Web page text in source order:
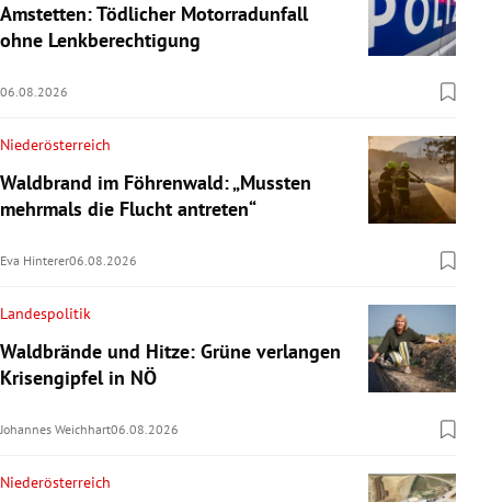
Amstetten: Tödlicher Motorradunfall
ohne Lenkberechtigung
06.08.2026
Niederösterreich
Waldbrand im Föhrenwald: „Mussten
mehrmals die Flucht antreten“
Eva Hinterer06.08.2026
Landespolitik
Waldbrände und Hitze: Grüne verlangen
Krisengipfel in NÖ
Johannes Weichhart06.08.2026
Niederösterreich